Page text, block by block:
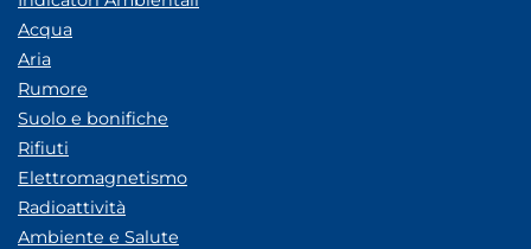
Acqua
Aria
Rumore
Suolo e bonifiche
Rifiuti
Elettromagnetismo
Radioattività
Ambiente e Salute